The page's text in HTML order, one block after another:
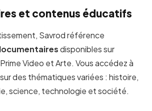
et contenus éducatifs
Savrod référence
disponibles sur
Video et Arte. Vous accédez à
des thématiques variées : histoire,
science, technologie et société.